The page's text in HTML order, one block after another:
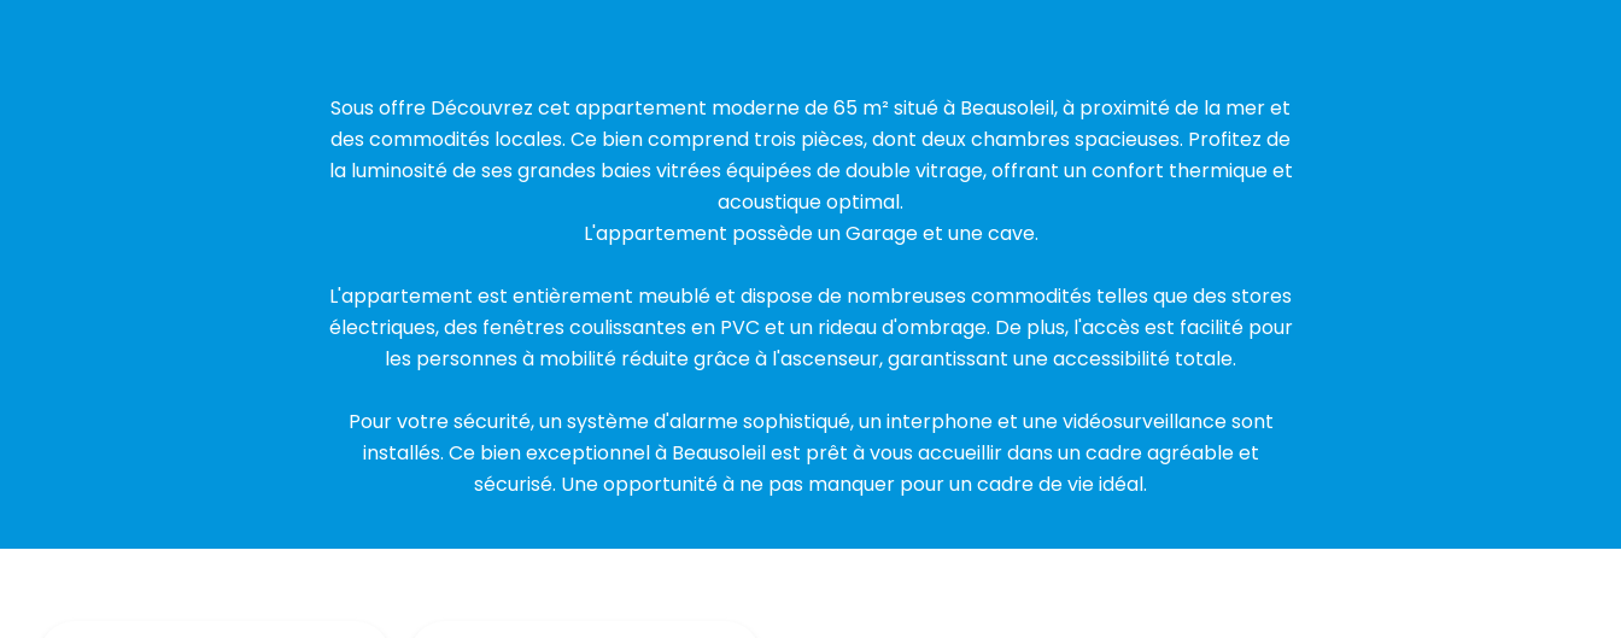
Sous offre Découvrez cet appartement moderne de 65 m² situé à Beausoleil, à proximité de la mer et
des commodités locales. Ce bien comprend trois pièces, dont deux chambres spacieuses. Profitez de
la luminosité de ses grandes baies vitrées équipées de double vitrage, offrant un confort thermique et
acoustique optimal.
L'appartement possède un Garage et une cave.
L'appartement est entièrement meublé et dispose de nombreuses commodités telles que des stores
électriques, des fenêtres coulissantes en PVC et un rideau d'ombrage. De plus, l'accès est facilité pour
les personnes à mobilité réduite grâce à l'ascenseur, garantissant une accessibilité totale.
Pour votre sécurité, un système d'alarme sophistiqué, un interphone et une vidéosurveillance sont
installés. Ce bien exceptionnel à Beausoleil est prêt à vous accueillir dans un cadre agréable et
sécurisé. Une opportunité à ne pas manquer pour un cadre de vie idéal.